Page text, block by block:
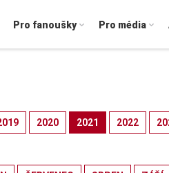
Pro fanoušky Pro média
2020 2021 2022